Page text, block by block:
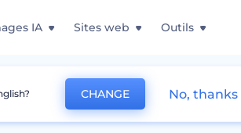
IA Sites web Outils
conceptions pour un mariage élégant
CHANGE No, thanks